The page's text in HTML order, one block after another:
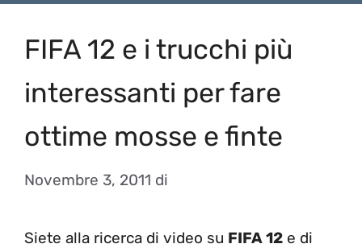
FIFA 12 e i trucchi più
interessanti per fare
ottime mosse e finte
Novembre 3, 2011 di
Siete alla ricerca di video su FIFA 12 e di